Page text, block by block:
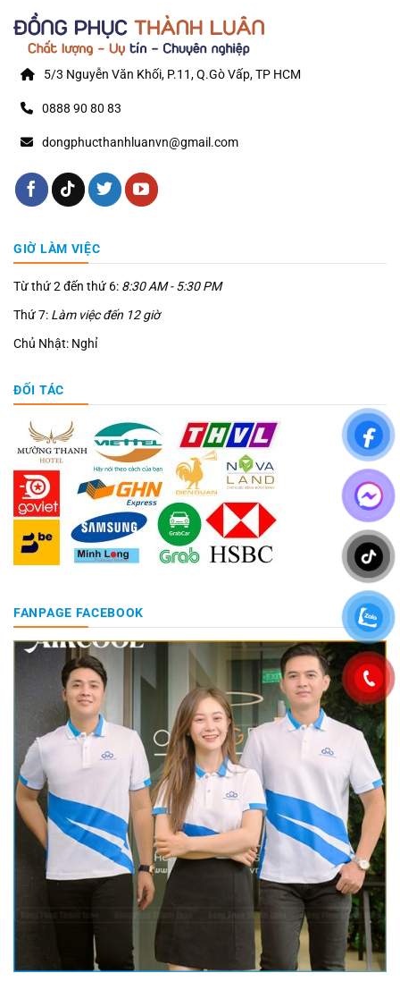
5/3 Nguyễn Văn Khối, P.11, Q.Gò Vấp, TP HCM
0888 90 80 83
dongphucthanhluanvn@gmail.com
GIỜ LÀM VIỆC
Từ thứ 2 đến thứ 6: 8:30 AM - 5:30 PM
Thứ 7: Làm việc đến 12 giờ
Chủ Nhật: Nghỉ
ĐỐI TÁC
FANPAGE FACEBOOK